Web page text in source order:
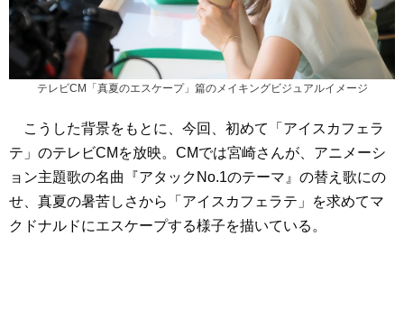
テレビCM「真夏のエスケープ」篇のメイキングビジュアルイメージ
こうした背景をもとに、今回、初めて「アイスカフェラ
テ」のテレビCMを放映。CMでは宮崎さんが、アニメーシ
ョン主題歌の名曲『アタックNo.1のテーマ』の替え歌にの
せ、真夏の暑苦しさから「アイスカフェラテ」を求めてマ
クドナルドにエスケープする様子を描いている。